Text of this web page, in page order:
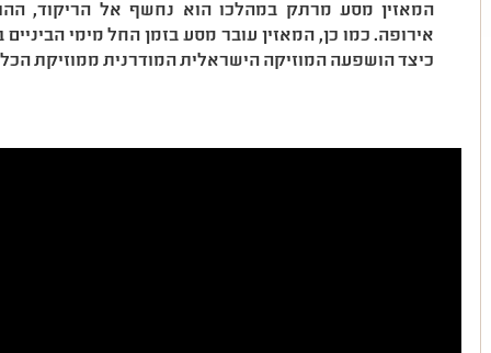
המאזין מסע מרתק במהלכו הוא נחשף אל הריקוד,
אירופה. כמו כן, המאזין עובר מסע בזמן החל מימי
כיצד הושפעה המוזיקה הישראלית המודרנית ממוזיקת